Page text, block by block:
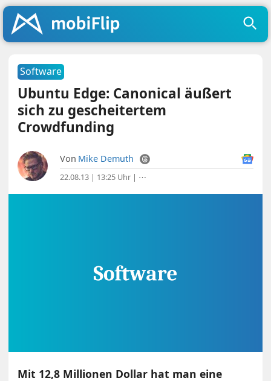
Software
Ubuntu Edge: Canonical äußert
sich zu gescheitertem
Crowdfunding
Von Mike Demuth
22.08.13 | 13:25 Uhr | ⋯
Mit 12,8 Millionen Dollar hat man eine